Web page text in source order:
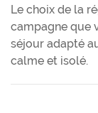
Le choix de la
campagne que
séjour adapté
calme et isolé.